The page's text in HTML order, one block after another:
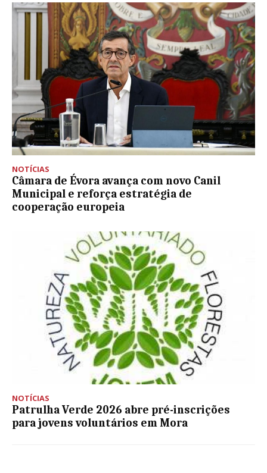
NOTÍCIAS
Câmara de Évora avança com novo Canil
Municipal e reforça estratégia de
cooperação europeia
NOTÍCIAS
Patrulha Verde 2026 abre pré-inscrições
para jovens voluntários em Mora